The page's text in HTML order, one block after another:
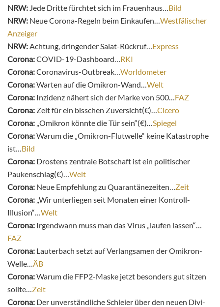
NRW: Jede Dritte fürchtet sich im Frauenhaus… Bild
NRW: Neue Corona-Regeln beim Einkaufen… Westfälischer
Anzeiger
NRW: Achtung, dringender Salat-Rückruf… Express
Corona:COVID-19-Dashboard… RKI
Corona:Coronavirus-Outbreak… Worldometer
Corona:Warten auf die Omikron-Wand… Welt
Corona: Inzidenz nähert sich der Marke von 500… FAZ
Corona: Zeit für ein bisschen Zuversicht(€)… Cicero
Corona: Omikron könnte die Tür sein“(€)… Spiegel
Corona:Warum die „Omikron-Flutwelle“ keine Katastrophe
ist… Bild
Corona: Drostens zentrale Botschaft ist ein politischer
Paukenschlag(€)… Welt
Corona: Neue Empfehlung zu Quarantänezeiten… Zeit
Corona: „Wir unterliegen seit Monaten einer Kontroll-
Illusion“… Welt
Corona: Irgendwann muss man das Virus „laufen lassen“…
FAZ
Corona: Lauterbach setzt auf Verlangsamen der Omikron-
Welle… ÄB
Corona:Warum die FFP2-Maske jetzt besonders gut sitzen
sollte… Zeit
Corona: Der unverständliche Schleier über den neuen Divi-